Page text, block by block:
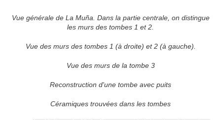
Vue générale de La Muña. Dans la partie centrale, on distingue
les murs des tombes 1 et 2.
Vue des murs des tombes 1 (à droite) et 2 (à gauche).
Vue des murs de la tombe 3
Reconstruction d'une tombe avec puits
Céramiques trouvées dans les tombes